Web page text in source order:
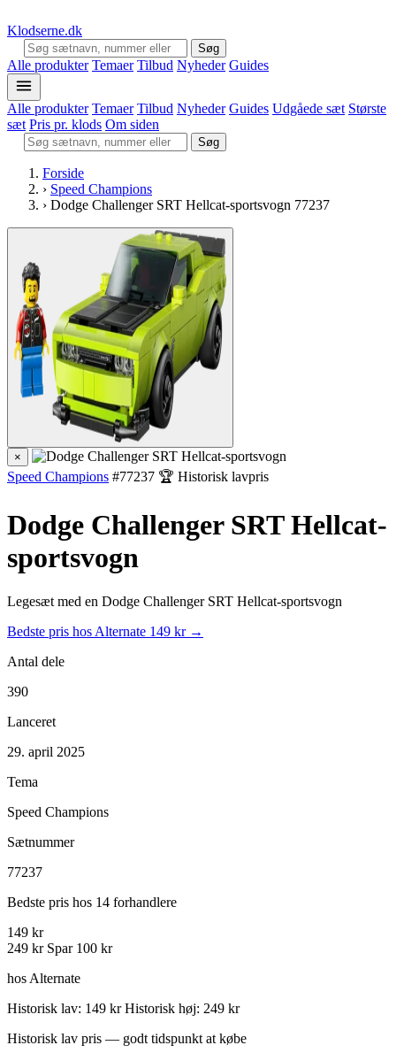
Klodserne.dk
Søg
Alle produkter Temaer Tilbud Nyheder Guides
Alle produkter Temaer Tilbud Nyheder Guides Udgåede sæt Største
sæt Pris pr. klods Om siden
Søg
Forside
› Speed Champions
› Dodge Challenger SRT Hellcat-sportsvogn 77237
×
Speed Champions #77237 🏆 Historisk lavpris
Dodge Challenger SRT Hellcat-
sportsvogn
Legesæt med en Dodge Challenger SRT Hellcat-sportsvogn
Bedste pris hos Alternate 149 kr →
Antal dele
390
Lanceret
29. april 2025
Tema
Speed Champions
Sætnummer
77237
Bedste pris hos 14 forhandlere
149 kr
249 kr Spar 100 kr
hos Alternate
Historisk lav: 149 kr Historisk høj: 249 kr
Historisk lav pris — godt tidspunkt at købe